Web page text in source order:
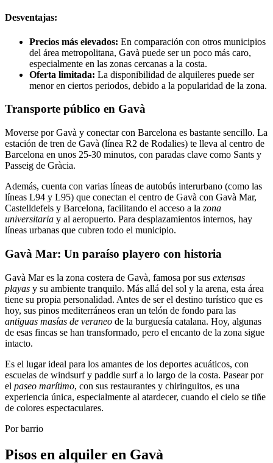
Desventajas:
Precios más elevados: En comparación con otros municipios
del área metropolitana, Gavà puede ser un poco más caro,
especialmente en las zonas cercanas a la costa.
Oferta limitada: La disponibilidad de alquileres puede ser
menor en ciertos periodos, debido a la popularidad de la zona.
Transporte público en Gavà
Moverse por Gavà y conectar con Barcelona es bastante sencillo. La
estación de tren de Gavà (línea R2 de Rodalies) te lleva al centro de
Barcelona en unos 25-30 minutos, con paradas clave como Sants y
Passeig de Gràcia.
Además, cuenta con varias líneas de autobús interurbano (como las
líneas L94 y L95) que conectan el centro de Gavà con Gavà Mar,
Castelldefels y Barcelona, facilitando el acceso a la zona
universitaria y al aeropuerto. Para desplazamientos internos, hay
líneas urbanas que cubren todo el municipio.
Gavà Mar: Un paraíso playero con historia
Gavà Mar es la zona costera de Gavà, famosa por sus extensas
playas y su ambiente tranquilo. Más allá del sol y la arena, esta área
tiene su propia personalidad. Antes de ser el destino turístico que es
hoy, sus pinos mediterráneos eran un telón de fondo para las
antiguas masías de veraneo de la burguesía catalana. Hoy, algunas
de esas fincas se han transformado, pero el encanto de la zona sigue
intacto.
Es el lugar ideal para los amantes de los deportes acuáticos, con
escuelas de windsurf y paddle surf a lo largo de la costa. Pasear por
el paseo marítimo, con sus restaurantes y chiringuitos, es una
experiencia única, especialmente al atardecer, cuando el cielo se tiñe
de colores espectaculares.
Por barrio
Pisos en alquiler en Gavà